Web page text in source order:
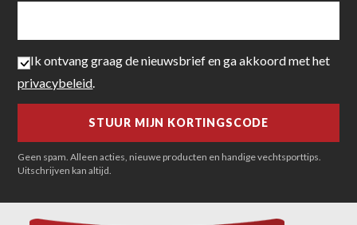
Ik ontvang graag de nieuwsbrief en ga akkoord met het
privacybeleid.
Geen spam. Alleen acties, nieuwe producten en handige vechtsporttips.
Uitschrijven kan altijd.